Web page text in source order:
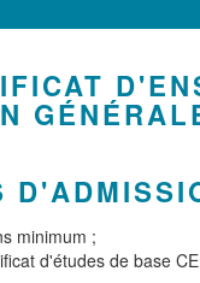
minimum ;
d'études de base